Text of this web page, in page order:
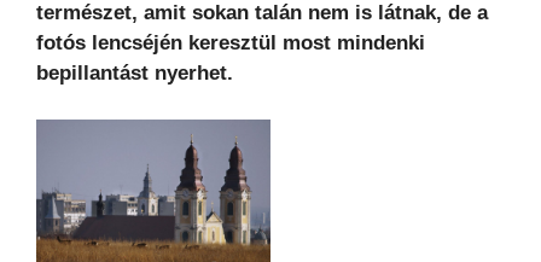
természet, amit sokan talán nem is látnak, de a
fotós lencséjén keresztül most mindenki
bepillantást nyerhet.